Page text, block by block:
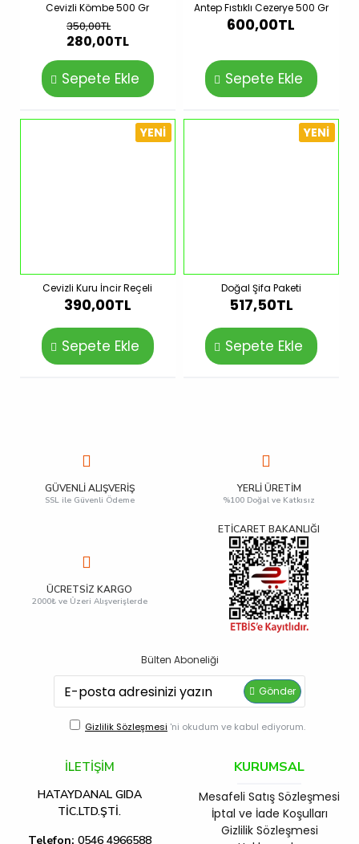
Cevizli Kömbe 500 Gr
280,00TL
350,00TL
Sepete Ekle
Antep Fıstıklı Cezerye 500 Gr
600,00TL
Sepete Ekle
YENI
Cevizli Kuru İncir Reçeli
390,00TL
Sepete Ekle
YENI
Doğal Şifa Paketi
517,50TL
Sepete Ekle
GÜVENLI ALIŞVERIŞ
SSL ile Güvenli Ödeme
YERLI ÜRETIM
%100 Doğal ve Katkısız
ÜCRETSIZ KARGO
2000₺ ve Üzeri Alışverişlerde
ETİCARET BAKANLIĞI
Bülten Aboneliği
Gönder
Gizlilik Sözleşmesi 'ni okudum ve kabul ediyorum.
İLETİŞİM
HATAYDANAL GIDA
TİC.LTD.ŞTİ.
Telefon: 0546 4966588
KURUMSAL
Mesafeli Satış Sözleşmesi
İptal ve İade Koşulları
Gizlilik Sözleşmesi